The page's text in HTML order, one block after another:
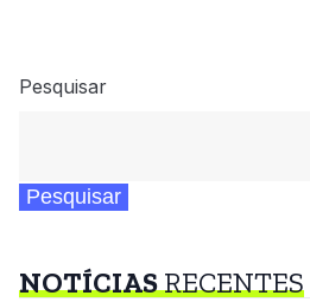
Pesquisar
Pesquisar
NOTÍCIASRECENTES